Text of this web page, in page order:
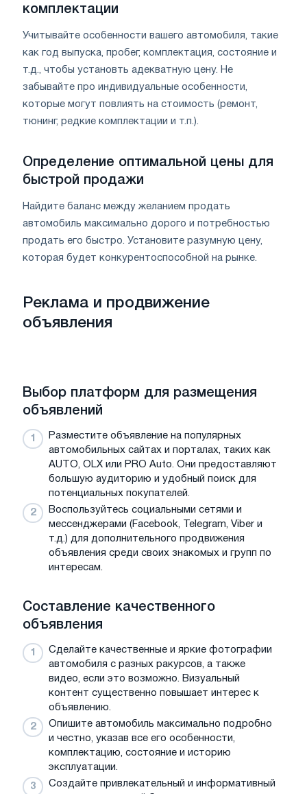
комплектации
Учитывайте особенности вашего автомобиля, такие
как год выпуска, пробег, комплектация, состояние и
т.д., чтобы установть адекватную цену. Не
забывайте про индивидуальные особенности,
которые могут повлиять на стоимость (ремонт,
тюнинг, редкие комплектации и т.п.).
Определение оптимальной цены для
быстрой продажи
Найдите баланс между желанием продать
автомобиль максимально дорого и потребностью
продать его быстро. Установите разумную цену,
которая будет конкурентоспособной на рынке.
Реклама и продвижение
объявления
Выбор платформ для размещения
объявлений
Разместите объявление на популярных
автомобильных сайтах и порталах, таких как
AUTO, OLX или PRO Auto. Они предоставляют
большую аудиторию и удобный поиск для
потенциальных покупателей.
Воспользуйтесь социальными сетями и
мессенджерами (Facebook, Telegram, Viber и
т.д.) для дополнительного продвижения
объявления среди своих знакомых и групп по
интересам.
Составление качественного
объявления
Сделайте качественные и яркие фотографии
автомобиля с разных ракурсов, а также
видео, если это возможно. Визуальный
контент существенно повышает интерес к
объявлению.
Опишите автомобиль максимально подробно
и честно, указав все его особенности,
комплектацию, состояние и историю
эксплуатации.
Создайте привлекательный и информативный